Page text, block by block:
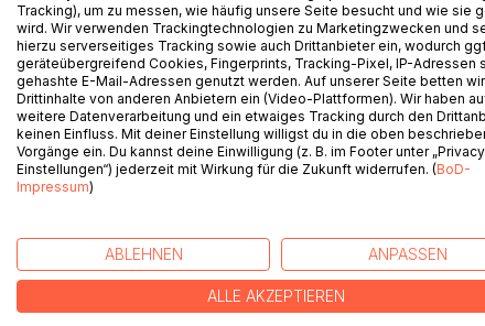
Zwischen Gartenzaun und Underground ist ein
Texte über das Leben: schön, schmerzhaft,
Über das Mädchen, das ich mal war, und die
Für alle, die noch an Magie zwischen den Zeilen
Vielleicht erkennst du dich.
Vielleicht verlierst du dich.
Vielleicht findest du etwas, das du nie gesucht
Tracking), um zu messen, wie häufig unsere Seite besucht und wie sie
wird. Wir verwenden Trackingtechnologien zu Marketingzwecken und
hierzu serverseitiges Tracking sowie auch Drittanbieter ein, wodurch
geräteübergreifend Cookies, Fingerprints, Tracking-Pixel, IP-Adressen
gehashte E-Mail-Adressen genutzt werden. Auf unserer Seite betten
Drittinhalte von anderen Anbietern ein (Video-Plattformen). Wir haben
weitere Datenverarbeitung und ein etwaiges Tracking durch den
keinen Einfluss. Mit deiner Einstellung willigst du in die oben
Vorgänge ein. Du kannst deine Einwilligung (z. B. im Footer unter
Einstellungen“) jederzeit mit Wirkung für die Zukunft widerrufen. (BoD-
Impressum)
ABLEHNEN ANPASSEN
ALLE AKZEPTIEREN